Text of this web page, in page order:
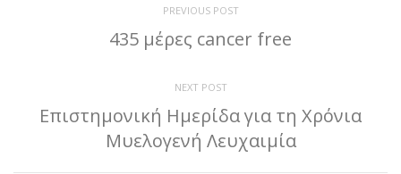
PREVIOUS POST
435 μέρες cancer free
NEXT POST
Επιστημονική Ημερίδα για τη Χρόνια
Μυελογενή Λευχαιμία